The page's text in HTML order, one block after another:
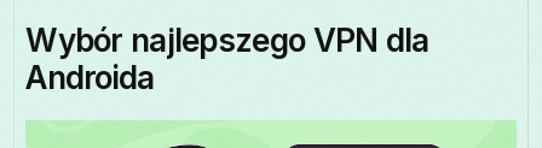
Wybór najlepszego VPN dla
Androida